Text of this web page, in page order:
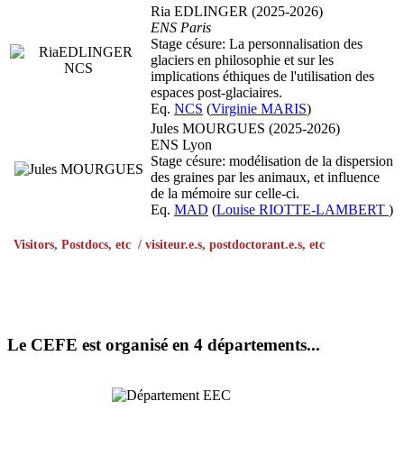
Ria EDLINGER (2025-2026)
ENS Paris
Stage césure: La personnalisation des
glaciers en philosophie et sur les
implications éthiques de l'utilisation des
espaces post-glaciaires.
Eq. NCS (Virginie MARIS)
Jules MOURGUES (2025-2026)
ENS Lyon
Stage césure: modélisation de la dispersion
des graines par les animaux, et influence
de la mémoire sur celle-ci.
Eq. MAD (Louise RIOTTE-LAMBERT )
Visitors, Postdocs, etc / visiteur.e.s, postdoctorant.e.s, etc
Le CEFE est organisé en 4 départements...